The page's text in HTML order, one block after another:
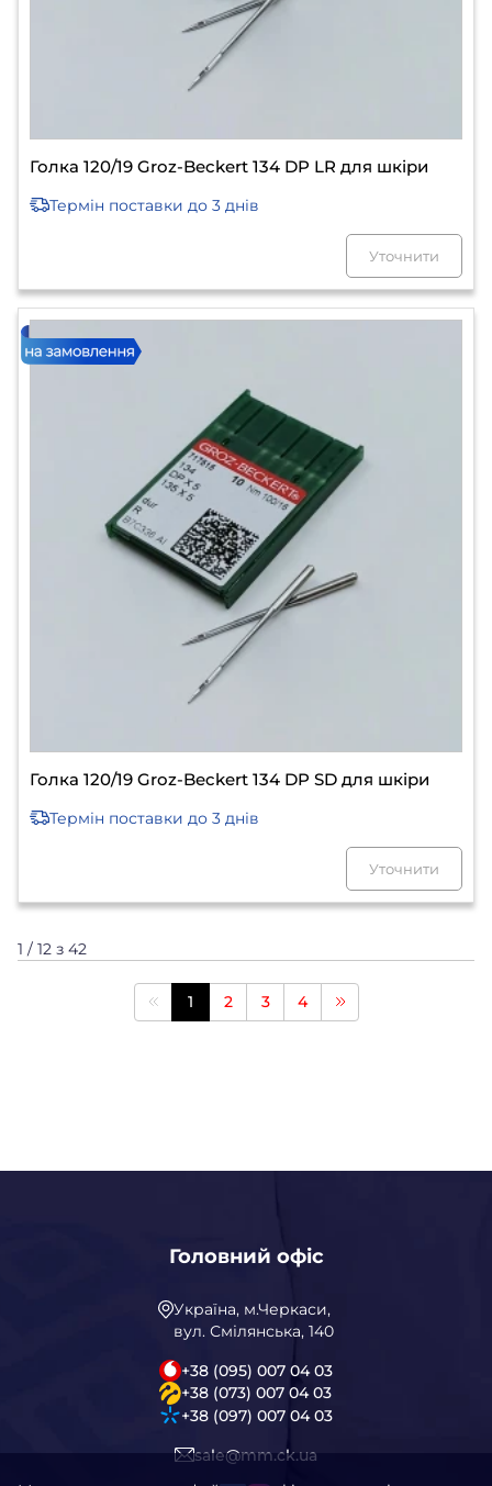
Голка 120/19 Groz-Beckert 134 DP LR для шкіри
Термін поставки до 3 днів
Уточнити
Голка 120/19 Groz-Beckert 134 DP SD для шкіри
Термін поставки до 3 днів
Уточнити
1 / 12 з 42
1 2 3 4
Головний офіс
Україна, м.Черкаси,
вул. Смілянська, 140
+38 (095) 007 04 03
+38 (073) 007 04 03
+38 (097) 007 04 03
sale@mm.ck.ua